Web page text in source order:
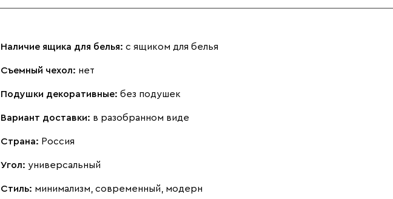
Изумруд
Наличие ящика для белья: с ящиком для белья
Съемный чехол: нет
Подушки декоративные: без подушек
Вариант доставки: в разобранном виде
Страна: Россия
Угол: универсальный
Стиль: минимализм, современный, модерн